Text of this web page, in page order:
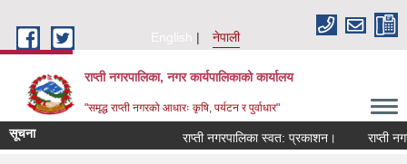
English
नेपाली
राप्ती नगरपालिका, नगर कार्यपालिकाको कार्यालय
"समृद्ध राप्ती नगरको आधारः कृषि, पर्यटन र पुर्वाधार"
सूचना राप्ती नगरपालिका स्वत: प्रकाशन। राप्ती